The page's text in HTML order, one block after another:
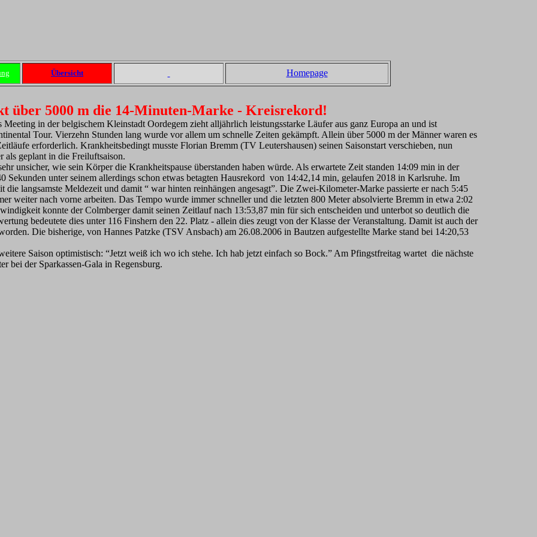
Übersicht Homepage
über 5000 m die 14-Minuten-Marke - Kreisrekord!
in der belgischem Kleinstadt Oordegem zieht alljährlich leistungsstarke Läufer aus ganz Europa an und ist
Tour. Vierzehn Stunden lang wurde vor allem um schnelle Zeiten gekämpft. Allein über 5000 m der Männer waren es
erforderlich. Krankheitsbedingt musste Florian Bremm (TV Leutershausen) seinen Saisonstart verschieben, nun
als geplant in die Freiluftsaison.
unsicher, wie sein Körper die Krankheitspause überstanden haben würde. Als erwartete Zeit standen 14:09 min in der
Sekunden unter seinem allerdings schon etwas betagten Hausrekord von 14:42,14 min, gelaufen 2018 in Karlsruhe. Im
die langsamste Meldezeit und damit “ war hinten reinhängen angesagt”. Die Zwei-Kilometer-Marke passierte er nach 5:45
weiter nach vorne arbeiten. Das Tempo wurde immer schneller und die letzten 800 Meter absolvierte Bremm in etwa 2:02
konnte der Colmberger damit seinen Zeitlauf nach 13:53,87 min für sich entscheiden und unterbot so deutlich die
bedeutete dies unter 116 Finshern den 22. Platz - allein dies zeugt von der Klasse der Veranstaltung. Damit ist auch der
Die bisherige, von Hannes Patzke (TSV Ansbach) am 26.08.2006 in Bautzen aufgestellte Marke stand bei 14:20,53
Saison optimistisch: “Jetzt weiß ich wo ich stehe. Ich hab jetzt einfach so Bock.” Am Pfingstfreitag wartet die nächste
bei der Sparkassen-Gala in Regensburg.